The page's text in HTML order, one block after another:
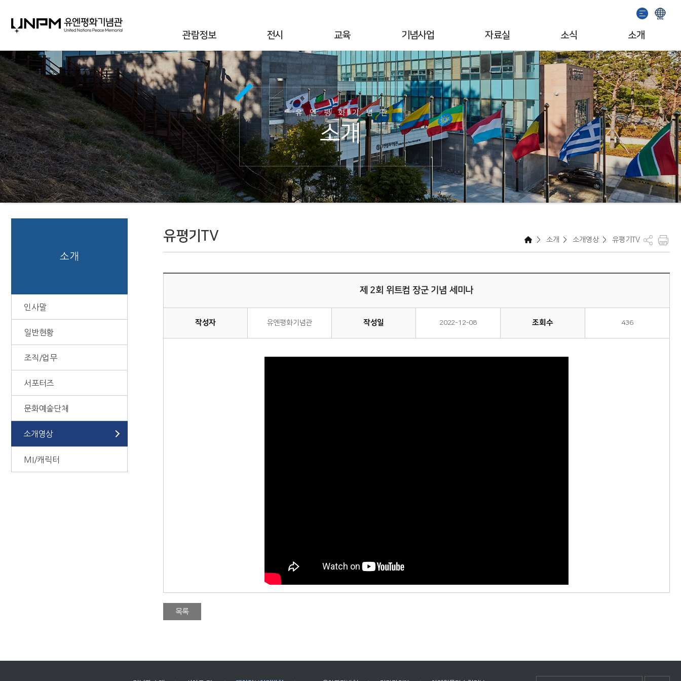
관람정보
관람안내
대관안내
시설안내
통합신청조회
오시는길
자주하는질문
전시
상설전시
기획전시
야외전시
사이버전시
6·25전쟁 캠페인
명예의 전당
교육
연간교육
교육공지
현장교육
온라인 교육
교육사진
교육자료
기념사업
기념행사
UN군 참전현황
기념시설정보
이달의 참전국
이달의 영웅
자료실
이용안내
발간도서
추천도서
자료기증
소식
기념관 소식
공지사항
이벤트
소개
인사말
일반현황
조직/업무
서포터즈
문화예술단체
소개영상
MI/캐릭터
유엔평화기념관
소개
소개
인사말
일반현황
조직/업무
서포터즈
문화예술단체
소개영상
MI/캐릭터
유평기TV > 소개 > 소개영상> 유평기TV
제 2회 위트컴 장군 기념 세미나
작성자 유엔평화기념관 작성일 2022-12-08 조회수 436
목록